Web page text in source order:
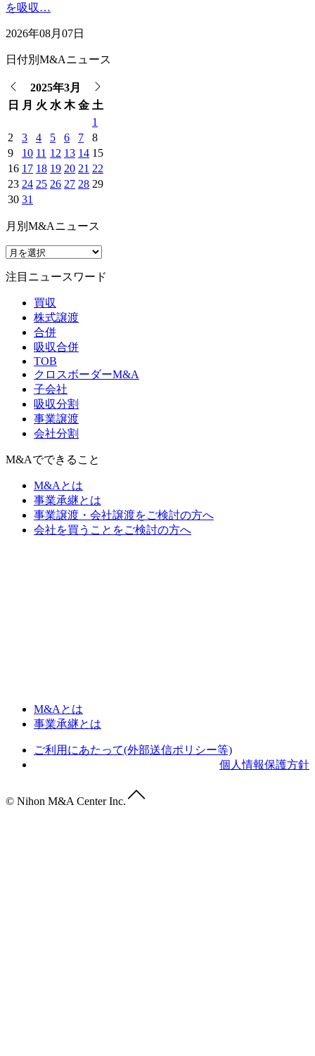
を吸収…
2026年08月07日
日付別M&Aニュース
2025年3月
日
月 火 水 木 金 土
1
2
3 4 5 6 7
8
9
10 11 12 13 14 15
16 17 18 19 20 21 22
23 24 25 26 27 28 29
30 31
月別M&Aニュース
注目ニュースワード
買収
株式譲渡
合併
吸収合併
TOB
クロスボーダーM&A
子会社
吸収分割
事業譲渡
会社分割
M&Aでできること
M&Aとは
事業承継とは
事業譲渡・会社譲渡をご検討の方へ
会社を買うことをご検討の方へ
M&Aとは
事業承継とは
ご利用にあたって(外部送信ポリシー等)
個人情報保護方針
© Nihon M&A Center Inc.